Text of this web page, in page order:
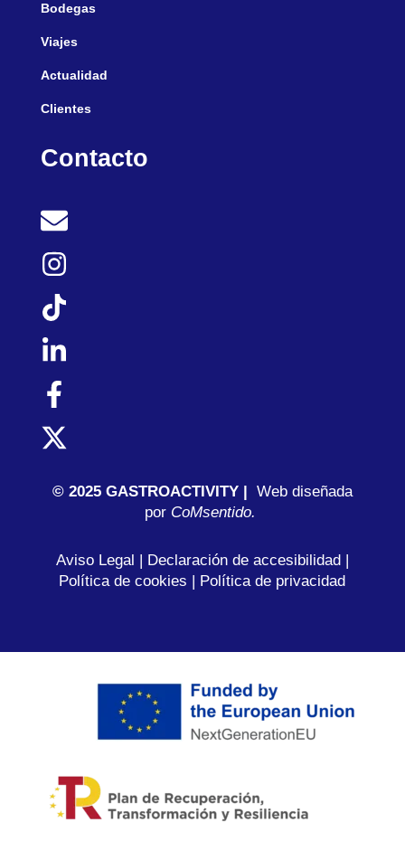
Bodegas
Viajes
Actualidad
Clientes
Contacto
© 2025 GASTROACTIVITY |
Web diseñada
porCoMsentido.
Aviso Legal Declaración de accesibilidad
Política de cookies
Política de privacidad